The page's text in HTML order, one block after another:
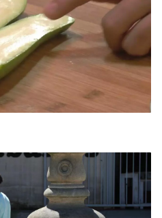
de Formación Sanitaria
y claves de la